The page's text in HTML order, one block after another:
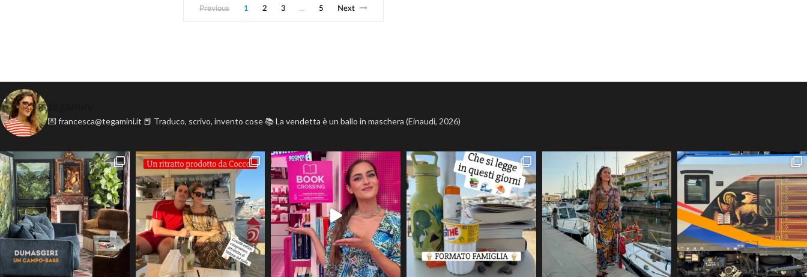
Previous 1 2 3 … 5 Next
💌 francesca@tegamini.it 📕 Traduco, scrivo, invento cose 📚 La vendetta è un ballo in maschera (Einaudi, 2026)